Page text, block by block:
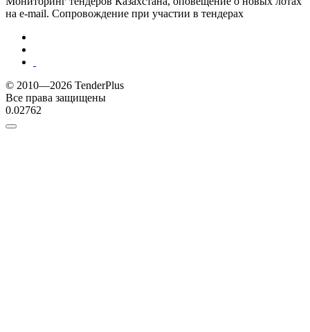
на e-mail. Сопровождение при участии в тендерах
© 2010—2026 TenderPlus
Все права защищены
0.02762